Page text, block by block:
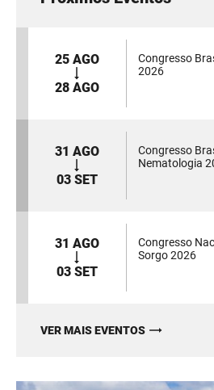
25 AGO
28 AGO
Congresso
2026
31 AGO
03 SET
Congresso
Nematologia
31 AGO
03 SET
Congresso
Sorgo 2026
VER MAIS EVENTOS